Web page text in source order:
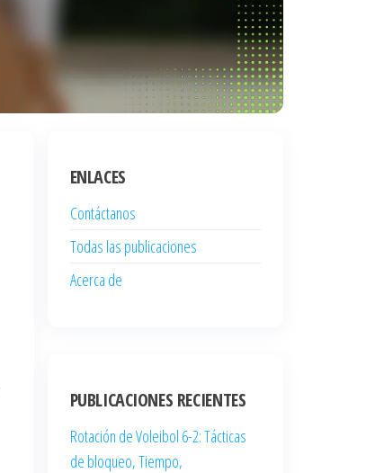
ENLACES
Contáctanos
Todas las publicaciones
Acerca de
PUBLICACIONES RECIENTES
Rotación de Voleibol 6-2: Tácticas
de bloqueo, Tiempo,